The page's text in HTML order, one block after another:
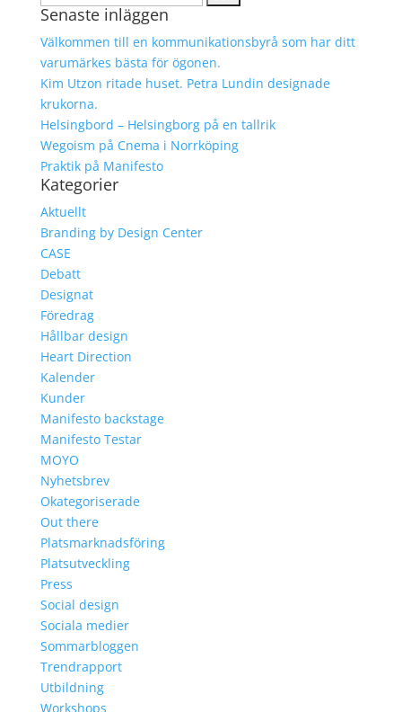
efter:
Senaste inläggen
Välkommen till en kommunikationsbyrå som har ditt
varumärkes bästa för ögonen.
Kim Utzon ritade huset. Petra Lundin designade
krukorna.
Helsingbord – Helsingborg på en tallrik
Wegoism på Cnema i Norrköping
Praktik på Manifesto
Kategorier
Aktuellt
Branding by Design Center
CASE
Debatt
Designat
Föredrag
Hållbar design
Heart Direction
Kalender
Kunder
Manifesto backstage
Manifesto Testar
MOYO
Nyhetsbrev
Okategoriserade
Out there
Platsmarknadsföring
Platsutveckling
Press
Social design
Sociala medier
Sommarbloggen
Trendrapport
Utbildning
Workshops